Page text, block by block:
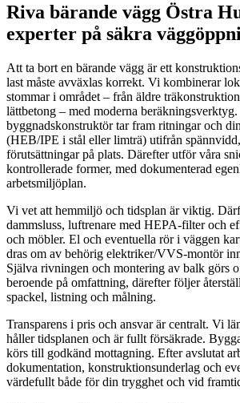
Riva bärande vägg Östra
experter på säkra
Att ta bort en bärande vägg är ett
last måste avväxlas korrekt. Vi kombinerar
stommar i området – från äldre
lättbetong – med moderna beräkningsverktyg.
byggnadskonstruktör tar fram ritningar och
(HEB/IPE i stål eller limträ) utifrån
förutsättningar på plats. Därefter utför våra
kontrollerade former, med dokumenterad
arbetsmiljöplan.
Vi vet att hemmiljö och tidsplan är viktig.
dammsluss, luftrenare med HEPA-filter och
och möbler. El och eventuella rör i väggen
dras om av behörig elektriker/VVS-montör
Själva rivningen och montering av balk görs
beroende på omfattning, därefter följer
spackel, listning och målning.
Transparens i pris och ansvar är centralt. Vi
håller tidsplanen och är fullt försäkrade.
körs till godkänd mottagning. Efter avslutat
dokumentation, konstruktionsunderlag och
värdefullt både för din trygghet och vid